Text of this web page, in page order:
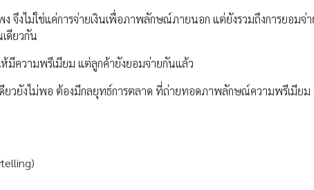
งไม่ใช่แค่การจ่ายเงินเพื่อภาพลักษณ์ภายนอก แต่ยังรวมถึงการยอมจ่า
ดียวกัน
มีความพรีเมียม แต่ลูกค้ายังยอมจ่ายกันแล้ว
ดียวยังไม่พอ ต้องมีกลยุทธ์การตลาด ที่ถ่ายทอดภาพลักษณ์ความพรีเมียม